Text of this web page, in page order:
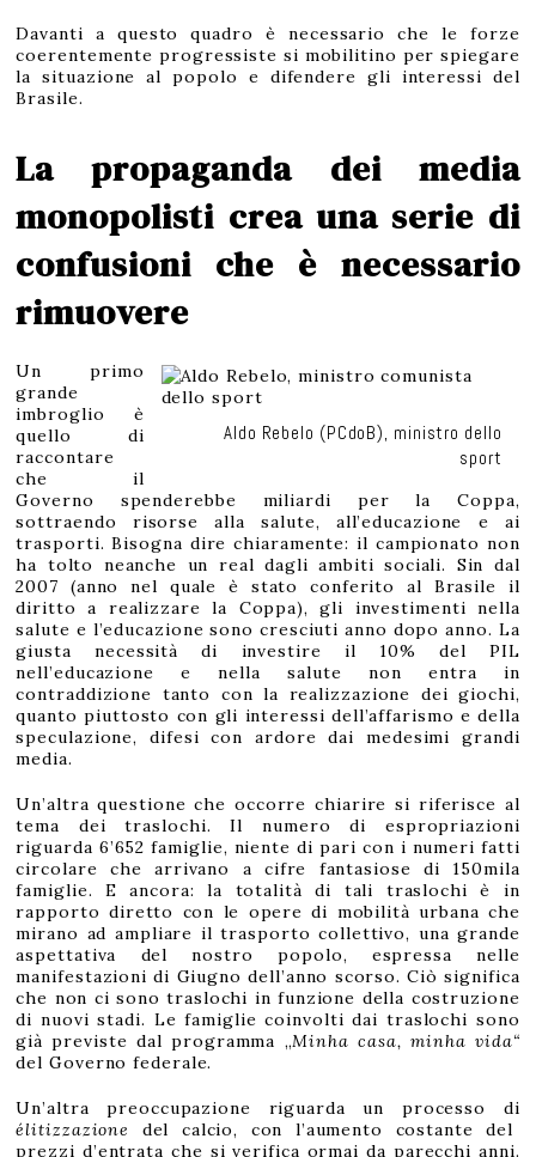
Davanti a questo quadro è necessario che le forze
coerentemente progressiste si mobilitino per spiegare
la situazione al popolo e difendere gli interessi del
Brasile.
La propaganda dei media
monopolisti crea una serie di
confusioni che è necessario
rimuovere
Aldo Rebelo (PCdoB), ministro dello
sport
Un primo
grande
imbroglio è
quello di
raccontare
che il
Governo spenderebbe miliardi per la Coppa,
sottraendo risorse alla salute, all’educazione e ai
trasporti. Bisogna dire chiaramente: il campionato non
ha tolto neanche un real dagli ambiti sociali. Sin dal
2007 (anno nel quale è stato conferito al Brasile il
diritto a realizzare la Coppa), gli investimenti nella
salute e l’educazione sono cresciuti anno dopo anno. La
giusta necessità di investire il 10% del PIL
nell’educazione e nella salute non entra in
contraddizione tanto con la realizzazione dei giochi,
quanto piuttosto con gli interessi dell’affarismo e della
speculazione, difesi con ardore dai medesimi grandi
media.
Un’altra questione che occorre chiarire si riferisce al
tema dei traslochi. Il numero di espropriazioni
riguarda 6’652 famiglie, niente di pari con i numeri fatti
circolare che arrivano a cifre fantasiose di 150mila
famiglie. E ancora: la totalità di tali traslochi è in
rapporto diretto con le opere di mobilità urbana che
mirano ad ampliare il trasporto collettivo, una grande
aspettativa del nostro popolo, espressa nelle
manifestazioni di Giugno dell’anno scorso. Ciò significa
che non ci sono traslochi in funzione della costruzione
di nuovi stadi. Le famiglie coinvolti dai traslochi sono
già previste dal programma „Minha casa, minha vida“
del Governo federale.
Un’altra preoccupazione riguarda un processo di
élitizzazione
del calcio, con l’aumento costante del
prezzi d’entrata che si verifica ormai da parecchi anni.